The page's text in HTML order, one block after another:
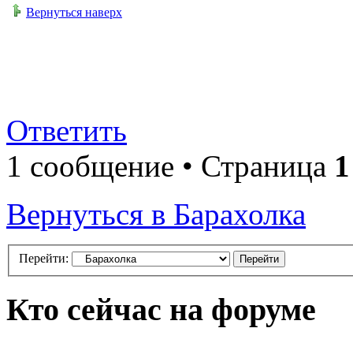
Вернуться наверх
Ответить
1 сообщение • Страница 1
Вернуться в Барахолка
Перейти:
Кто сейчас на форуме